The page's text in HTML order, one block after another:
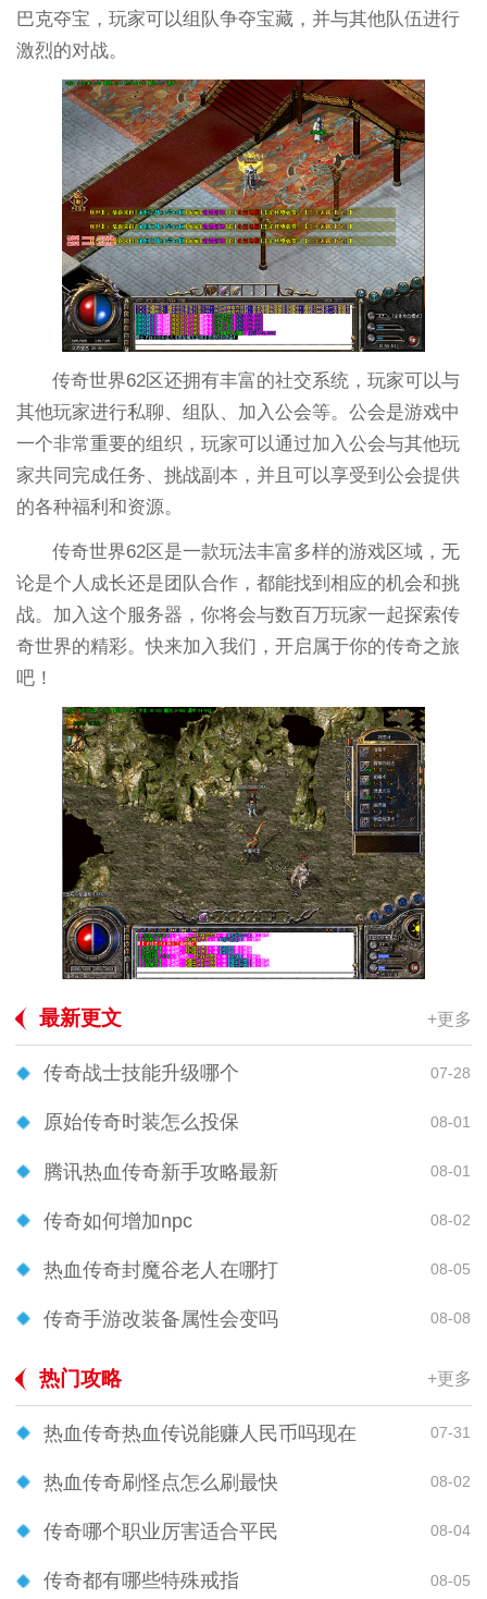
巴克夺宝，玩家可以组队争夺宝藏，并与其他队伍进行
激烈的对战。
传奇世界62区还拥有丰富的社交系统，玩家可以与
其他玩家进行私聊、组队、加入公会等。公会是游戏中
一个非常重要的组织，玩家可以通过加入公会与其他玩
家共同完成任务、挑战副本，并且可以享受到公会提供
的各种福利和资源。
传奇世界62区是一款玩法丰富多样的游戏区域，无
论是个人成长还是团队合作，都能找到相应的机会和挑
战。加入这个服务器，你将会与数百万玩家一起探索传
奇世界的精彩。快来加入我们，开启属于你的传奇之旅
吧！
最新更文 +更多
传奇战士技能升级哪个 07-28
原始传奇时装怎么投保 08-01
腾讯热血传奇新手攻略最新 08-01
传奇如何增加npc 08-02
热血传奇封魔谷老人在哪打 08-05
传奇手游改装备属性会变吗 08-08
热门攻略 +更多
热血传奇热血传说能赚人民币吗现在 07-31
热血传奇刷怪点怎么刷最快 08-02
传奇哪个职业厉害适合平民 08-04
传奇都有哪些特殊戒指 08-05